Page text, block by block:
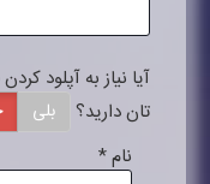
آیا نیاز به آپلود
تان دارید؟
بلی
نام*